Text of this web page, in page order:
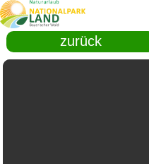
zurück